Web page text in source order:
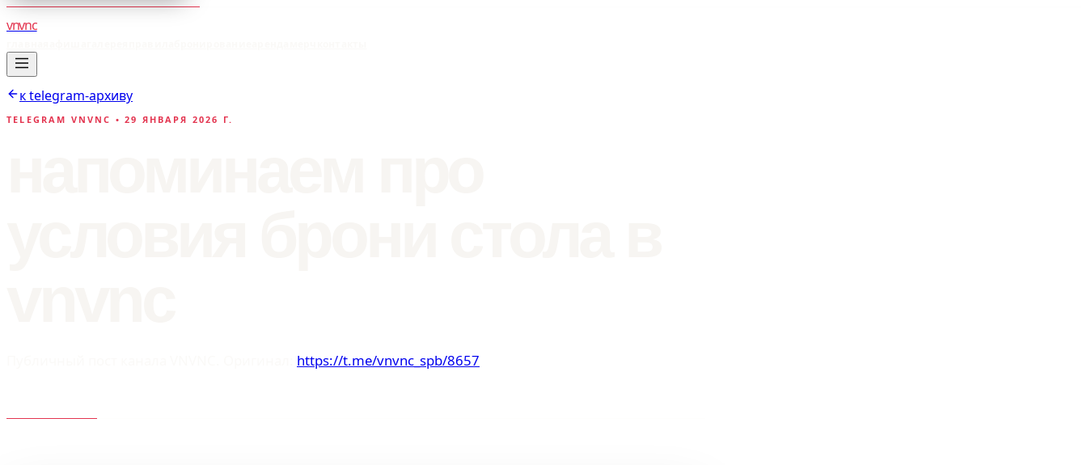
vnvnc
к telegram-архиву
TELEGRAM VNVNC • 29 ЯНВАРЯ 2026 Г.
https://t.me/vnvnc_spb/8657